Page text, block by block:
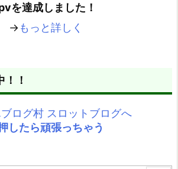
を達成しました！
→もっと詳しく
！
したら頑張っちゃう